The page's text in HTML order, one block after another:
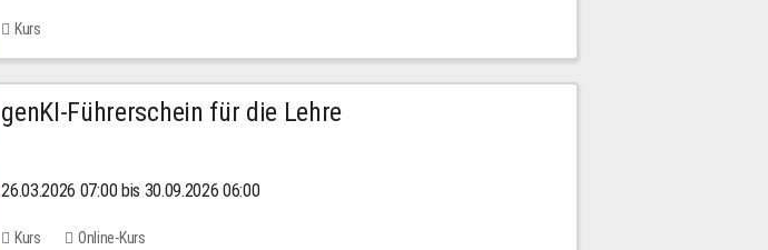
Kurs
genKI-Führerschein für die Lehre
26.03.2026 07:00 bis 30.09.2026 06:00
Kurs Online-Kurs